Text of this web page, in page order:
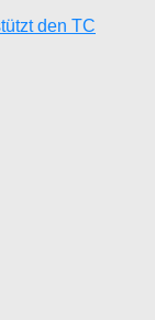
den TC